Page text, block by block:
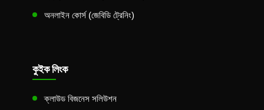
অনলাইন কোর্স (জেবিডি ট্রেনিং)
কুইক লিংক
ক্লাউড বিজনেস সলিউশন